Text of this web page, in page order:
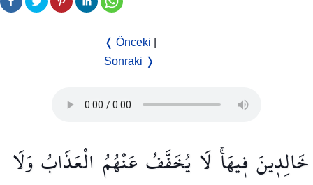
❬ Önceki
Sonraki ❭
خَالِد۪ينَ ف۪يهَاۚ لَا يُخَفَّفُ عَنْهُمُ الْعَذَابُوَلَا